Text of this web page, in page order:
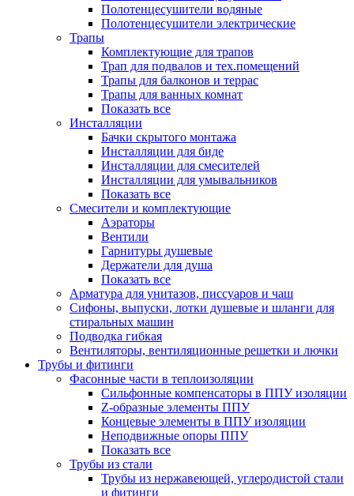
Полотенцесушители водяные
Полотенцесушители электрические
Трапы
Комплектующие для трапов
Трап для подвалов и тех.помещений
Трапы для балконов и террас
Трапы для ванных комнат
Показать все
Инсталляции
Бачки скрытого монтажа
Инсталляции для биде
Инсталляции для смесителей
Инсталляции для умывальников
Показать все
Смесители и комплектующие
Аэраторы
Вентили
Гарнитуры душевые
Держатели для душа
Показать все
Арматура для унитазов, писсуаров и чаш
Сифоны, выпуски, лотки душевые и шланги для
стиральных машин
Подводка гибкая
Вентиляторы, вентиляционные решетки и лючки
Трубы и фитинги
Фасонные части в теплоизоляции
Cильфонные компенсаторы в ППУ изоляции
Z-образные элементы ППУ
Концевые элементы в ППУ изоляции
Неподвижные опоры ППУ
Показать все
Трубы из стали
Трубы из нержавеющей, углеродистой стали
и фитинги